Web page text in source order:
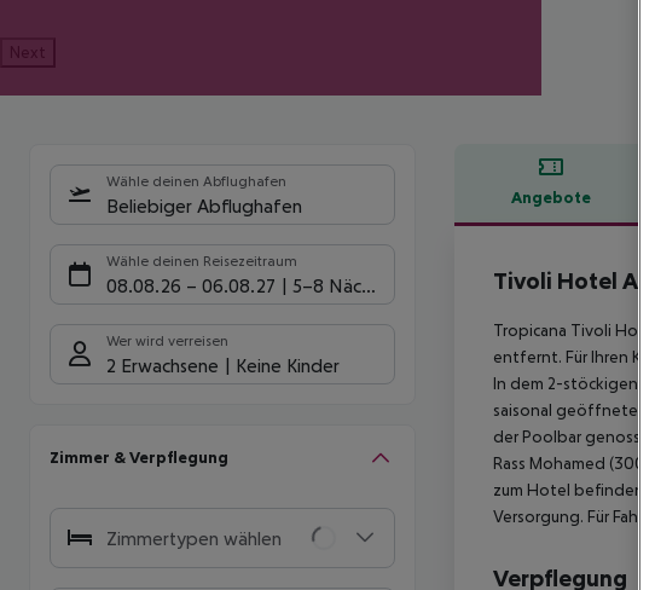
Next
Wähle deinen Abflughafen
Beliebiger Abflughafen
Wähle deinen Reisezeitraum
08.08.26 – 06.08.27 5-8 Nächte
Wer wird verreisen
2 Erwachsene Keine Kinder
Zimmer & Verpflegung
Zimmertypen wählen
Angebote
Tivoli Hotel
Tropicana Tivoli
entfernt. Für Ihren
In dem 2-stöckigen
saisonal geöffneter
der Poolbar
Rass Mohamed (300
zum Hotel befinden
Versorgung. Für
Verpflegung